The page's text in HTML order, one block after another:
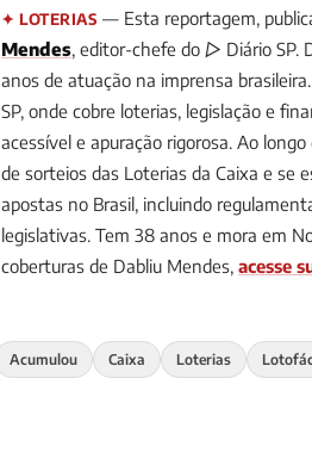
✦ LOTERIAS — Esta reportagem,
Mendes, editor-chefe do ▷ Diário SP.
anos de atuação na imprensa
SP, onde cobre loterias, legislação e
acessível e apuração rigorosa. Ao
de sorteios das Loterias da Caixa e se
apostas no Brasil, incluindo
legislativas. Tem 38 anos e mora em
coberturas de Dabliu Mendes, acesse
Acumulou Caixa Loterias